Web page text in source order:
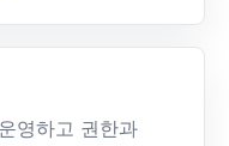
영하고 권한과